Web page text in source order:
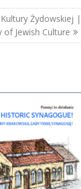
Żydowskiej |
of Jewish Culture